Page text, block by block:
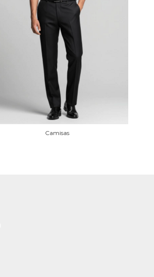
Camisas